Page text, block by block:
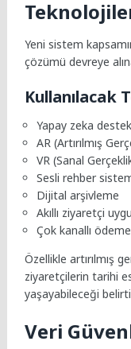
Yeni sistem
çözümü devreye
Kullanılacak
Yapay zeka
AR (Artırılmış
VR (Sanal
Sesli rehber
Dijital arşivleme
Akıllı ziyaretçi
Çok kanallı
Özellikle artırılmış
ziyaretçilerin tarihi
yaşayabileceği
Veri